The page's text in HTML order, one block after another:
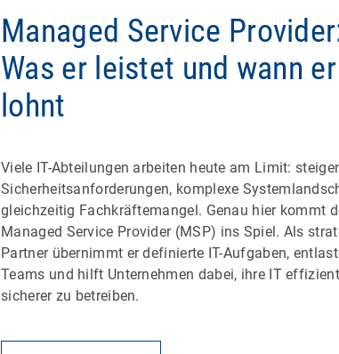
Managed Service
Was er leistet und wann
lohnt
Viele IT-Abteilungen arbeiten heute am Limit:
Sicherheitsanforderungen, komplexe
gleichzeitig Fachkräftemangel. Genau hier kommt
Managed Service Provider (MSP) ins Spiel. Als
Partner übernimmt er definierte IT-Aufgaben,
Teams und hilft Unternehmen dabei, ihre IT
sicherer zu betreiben.